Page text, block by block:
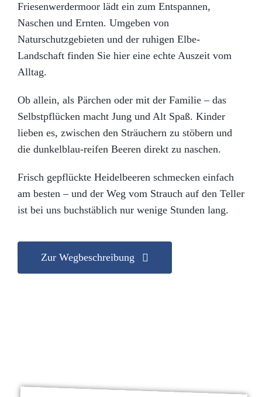
Friesenwerdermoor lädt ein zum Entspannen,
Naschen und Ernten. Umgeben von
Naturschutzgebieten und der ruhigen Elbe-
Landschaft finden Sie hier eine echte Auszeit vom
Alltag.
Ob allein, als Pärchen oder mit der Familie – das
Selbstpflücken macht Jung und Alt Spaß. Kinder
lieben es, zwischen den Sträuchern zu stöbern und
die dunkelblau-reifen Beeren direkt zu naschen.
Frisch gepflückte Heidelbeeren schmecken einfach
am besten – und der Weg vom Strauch auf den Teller
ist bei uns buchstäblich nur wenige Stunden lang.
Zur Wegbeschreibung